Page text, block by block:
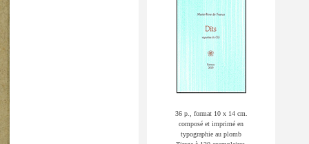
36 p., format 10 x 14 cm.
composé et imprimé en
typographie au plomb